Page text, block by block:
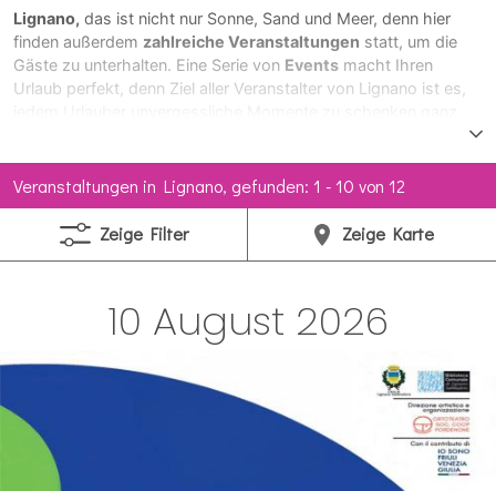
Lignano, das ist nicht nur Sonne, Sand und Meer, denn hier
finden außerdem zahlreiche Veranstaltungen statt, um die
Gäste zu unterhalten. Eine Serie von Events macht Ihren
Urlaub perfekt, denn Ziel aller Veranstalter von Lignano ist es,
dem Hauptaugenmerk auf die Sommersaison gerichtet, finden
in LigananoKonzerte, Vorführungen, Modenschauen,
Turniere, Ausstellungen, Flugshows, Feste, Parties und
Feuerwerke
statt. Berühmte Personen, die international aus
Veranstaltungen in Lignano, gefunden: 1 - 10 von 12
Zeige Filter Zeige Karte
10 August 2026